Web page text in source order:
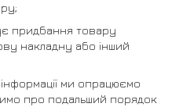
придбання товару
накладну або інший
ми опрацюємо
про подальший порядок